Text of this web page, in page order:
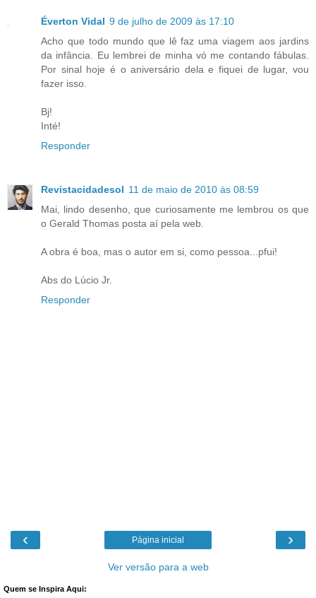
Éverton Vidal 9 de julho de 2009 às 17:10
Acho que todo mundo que lê faz uma viagem aos jardins
da infância. Eu lembrei de minha vó me contando fábulas.
Por sinal hoje é o aniversário dela e fiquei de lugar, vou
fazer isso.
Bj!
Inté!
Responder
Revistacidadesol 11 de maio de 2010 às 08:59
Mai, lindo desenho, que curiosamente me lembrou os que
o Gerald Thomas posta aí pela web.
A obra é boa, mas o autor em si, como pessoa...pfui!
Abs do Lúcio Jr.
Responder
‹ ›
Página inicial
Ver versão para a web
Quem se Inspira Aqui: